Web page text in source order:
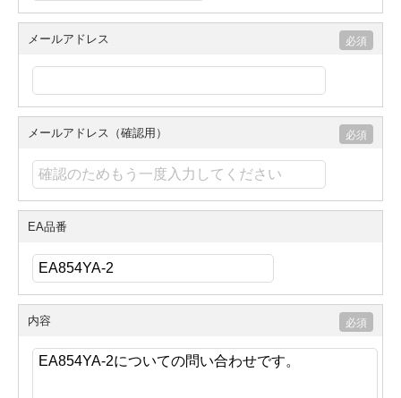
メールアドレス
メールアドレス（確認用）
EA品番
内容